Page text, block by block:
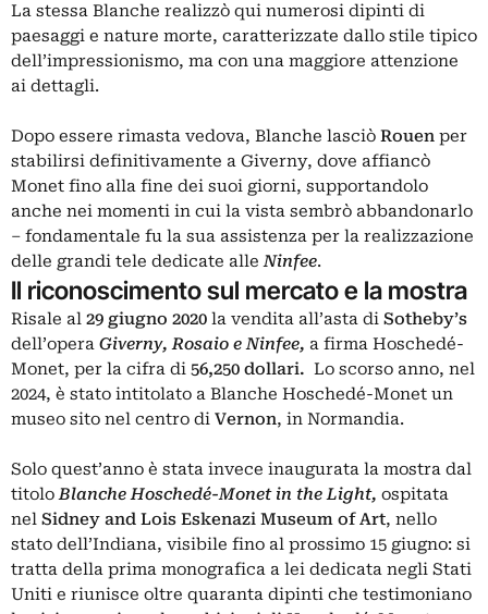
La stessa Blanche realizzò qui numerosi dipinti di
paesaggi e nature morte, caratterizzate dallo stile tipico
dell’impressionismo, ma con una maggiore attenzione
ai dettagli.
Dopo essere rimasta vedova, Blanche lasciò Rouen per
stabilirsi definitivamente a Giverny, dove affiancò
Monet fino alla fine dei suoi giorni, supportandolo
anche nei momenti in cui la vista sembrò abbandonarlo
– fondamentale fu la sua assistenza per la realizzazione
delle grandi tele dedicate alleNinfee.
Il riconoscimento sul mercato e la mostra
Risale al 29 giugno 2020 la vendita all’asta di Sotheby’s
dell’opera Giverny, Rosaio e Ninfee, a firma Hoschedé-
Monet, per la cifra di 56,250 dollari. Lo scorso anno, nel
2024, è stato intitolato a Blanche Hoschedé-Monet un
museo sito nel centro di Vernon, in Normandia.
Solo quest’anno è stata invece inaugurata la mostra dal
titoloBlanche Hoschedé-Monet in the Light, ospitata
nel Sidney and Lois Eskenazi Museum of Art, nello
stato dell’Indiana, visibile fino al prossimo 15 giugno: si
tratta della prima monografica a lei dedicata negli Stati
Uniti e riunisce oltre quaranta dipinti che testimoniano